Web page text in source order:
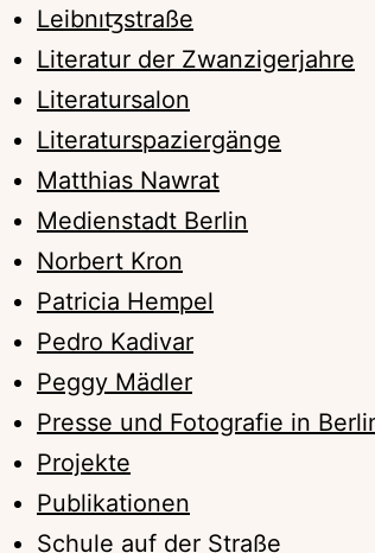
Leibnıꜩstraße
Literatur der Zwanzigerjahre
Literatursalon
Literaturspaziergänge
Matthias Nawrat
Medienstadt Berlin
Norbert Kron
Patricia Hempel
Pedro Kadivar
Peggy Mädler
Presse und Fotografie in
Projekte
Publikationen
Schule auf der Straße